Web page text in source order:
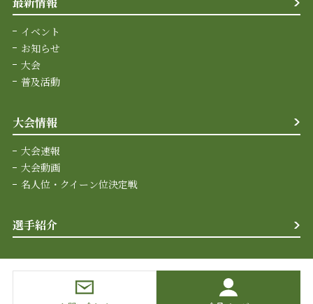
イベント
お知らせ
大会
普及活動
大会情報
大会速報
大会動画
名人位・クイーン位決定戦
選手紹介